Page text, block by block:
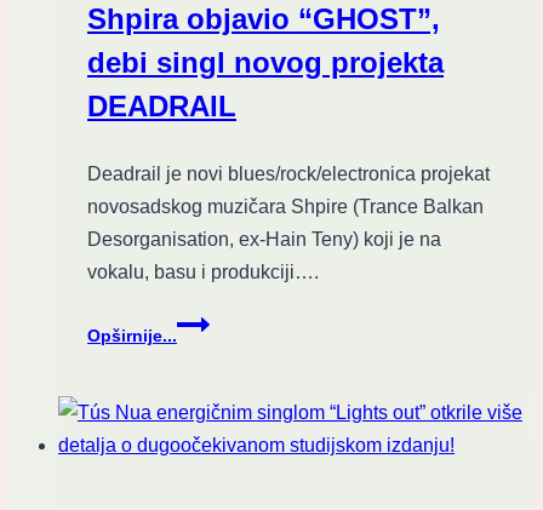
Shpira objavio “GHOST”,
debi singl novog projekta
DEADRAIL
Deadrail je novi blues/rock/electronica projekat
novosadskog muzičara Shpire (Trance Balkan
Desorganisation, ex-Hain Teny) koji je na
vokalu, basu i produkciji….
Opširnije...
Shpira
objavio
debi
novog